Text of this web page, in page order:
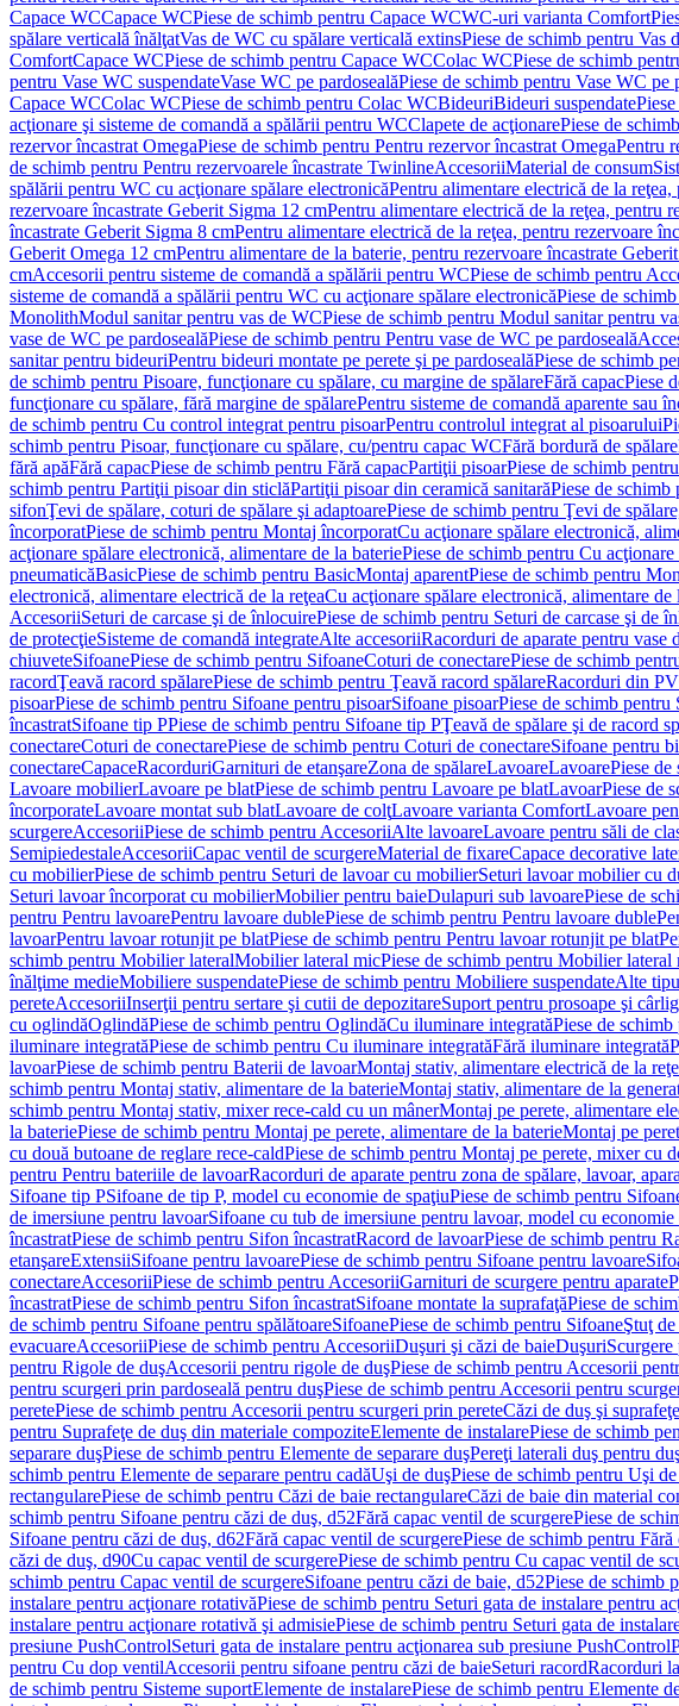
Capace WCCapace WCPiese de schimb pentru Capace WCWC-uri varianta Comfort
spălare verticală înălţatVas de WC cu spălare verticală extinsPiese de schimb pentru Vas
ComfortCapace WCPiese de schimb pentru Capace WCColac WCPiese de schimb
pentru Vase WC suspendateVase WC pe pardosealăPiese de schimb pentru Vase WC pe
Capace WCColac WCPiese de schimb pentru Colac WCBideuriBideuri suspendate
acţionare şi sisteme de comandă a spălării pentru WCClapete de acţionarePiese de
rezervor încastrat OmegaPiese de schimb pentru Pentru rezervor încastrat OmegaPentru
de schimb pentru Pentru rezervoarele încastrate TwinlineAccesoriiMaterial de consum
spălării pentru WC cu acţionare spălare electronicăPentru alimentare electrică de la
rezervoare încastrate Geberit Sigma 12 cmPentru alimentare electrică de la reţea, pentru
încastrate Geberit Sigma 8 cmPentru alimentare electrică de la reţea, pentru rezervoare
Geberit Omega 12 cmPentru alimentare de la baterie, pentru rezervoare încastrate
cmAccesorii pentru sisteme de comandă a spălării pentru WCPiese de schimb pentru
sisteme de comandă a spălării pentru WC cu acţionare spălare electronicăPiese de
MonolithModul sanitar pentru vas de WCPiese de schimb pentru Modul sanitar pentru
vase de WC pe pardosealăPiese de schimb pentru Pentru vase de WC pe pardoseală
sanitar pentru bideuriPentru bideuri montate pe perete şi pe pardosealăPiese de schimb
de schimb pentru Pisoare, funcţionare cu spălare, cu margine de spălareFără capacPiese
funcţionare cu spălare, fără margine de spălarePentru sisteme de comandă aparente sau
de schimb pentru Cu control integrat pentru pisoarPentru controlul integrat al pisoarului
schimb pentru Pisoar, funcţionare cu spălare, cu/pentru capac WCFără bordură de spălare
fără apăFără capacPiese de schimb pentru Fără capacPartiţii pisoarPiese de schimb
schimb pentru Partiţii pisoar din sticlăPartiţii pisoar din ceramică sanitarăPiese de schimb
sifonŢevi de spălare, coturi de spălare şi adaptoarePiese de schimb pentru Ţevi de
încorporatPiese de schimb pentru Montaj încorporatCu acţionare spălare electronică,
acţionare spălare electronică, alimentare de la bateriePiese de schimb pentru Cu
pneumaticăBasicPiese de schimb pentru BasicMontaj aparentPiese de schimb pentru
electronică, alimentare electrică de la reţeaCu acţionare spălare electronică, alimentare de
AccesoriiSeturi de carcase şi de înlocuirePiese de schimb pentru Seturi de carcase şi de
de protecţieSisteme de comandă integrateAlte accesoriiRacorduri de aparate pentru vase
chiuveteSifoanePiese de schimb pentru SifoaneCoturi de conectarePiese de schimb
racordŢeavă racord spălarePiese de schimb pentru Ţeavă racord spălareRacorduri din
pisoarPiese de schimb pentru Sifoane pentru pisoarSifoane pisoarPiese de schimb pentru
încastratSifoane tip PPiese de schimb pentru Sifoane tip PŢeavă de spălare şi de racord
conectareCoturi de conectarePiese de schimb pentru Coturi de conectareSifoane pentru
conectareCapaceRacorduriGarnituri de etanşareZona de spălareLavoareLavoarePiese
Lavoare mobilierLavoare pe blatPiese de schimb pentru Lavoare pe blatLavoarPiese de
încorporateLavoare montat sub blatLavoare de colţLavoare varianta ComfortLavoare
scurgereAccesoriiPiese de schimb pentru AccesoriiAlte lavoareLavoare pentru săli de
SemipiedestaleAccesoriiCapac ventil de scurgereMaterial de fixareCapace decorative
cu mobilierPiese de schimb pentru Seturi de lavoar cu mobilierSeturi lavoar mobilier cu
Seturi lavoar încorporat cu mobilierMobilier pentru baieDulapuri sub lavoarePiese de
pentru Pentru lavoarePentru lavoare dublePiese de schimb pentru Pentru lavoare duble
lavoarPentru lavoar rotunjit pe blatPiese de schimb pentru Pentru lavoar rotunjit pe blat
schimb pentru Mobilier lateralMobilier lateral micPiese de schimb pentru Mobilier lateral
înălţime medieMobiliere suspendatePiese de schimb pentru Mobiliere suspendateAlte
pereteAccesoriiInserţii pentru sertare şi cutii de depozitareSuport pentru prosoape şi
cu oglindăOglindăPiese de schimb pentru OglindăCu iluminare integratăPiese de
iluminare integratăPiese de schimb pentru Cu iluminare integratăFără iluminare integrată
lavoarPiese de schimb pentru Baterii de lavoarMontaj stativ, alimentare electrică de la
schimb pentru Montaj stativ, alimentare de la baterieMontaj stativ, alimentare de la
schimb pentru Montaj stativ, mixer rece-cald cu un mânerMontaj pe perete, alimentare
la bateriePiese de schimb pentru Montaj pe perete, alimentare de la baterieMontaj pe
cu două butoane de reglare rece-caldPiese de schimb pentru Montaj pe perete, mixer cu
pentru Pentru bateriile de lavoarRacorduri de aparate pentru zona de spălare, lavoar,
Sifoane tip PSifoane de tip P, model cu economie de spaţiuPiese de schimb pentru
de imersiune pentru lavoarSifoane cu tub de imersiune pentru lavoar, model cu economie
încastratPiese de schimb pentru Sifon încastratRacord de lavoarPiese de schimb pentru
etanşareExtensiiSifoane pentru lavoarePiese de schimb pentru Sifoane pentru lavoare
conectareAccesoriiPiese de schimb pentru AccesoriiGarnituri de scurgere pentru aparate
încastratPiese de schimb pentru Sifon încastratSifoane montate la suprafaţăPiese de
de schimb pentru Sifoane pentru spălătoareSifoanePiese de schimb pentru SifoaneŞtuţ
evacuareAccesoriiPiese de schimb pentru AccesoriiDuşuri şi căzi de baieDuşuri
pentru Rigole de duşAccesorii pentru rigole de duşPiese de schimb pentru Accesorii
pentru scurgeri prin pardoseală pentru duşPiese de schimb pentru Accesorii pentru
peretePiese de schimb pentru Accesorii pentru scurgeri prin pereteCăzi de duş şi
pentru Suprafeţe de duş din materiale compoziteElemente de instalarePiese de schimb
separare duşPiese de schimb pentru Elemente de separare duşPereţi laterali duş pentru
schimb pentru Elemente de separare pentru cadăUşi de duşPiese de schimb pentru Uşi
rectangularePiese de schimb pentru Căzi de baie rectangulareCăzi de baie din material
schimb pentru Sifoane pentru căzi de duş, d52Fără capac ventil de scurgerePiese de
Sifoane pentru căzi de duş, d62Fără capac ventil de scurgerePiese de schimb pentru
căzi de duş, d90Cu capac ventil de scurgerePiese de schimb pentru Cu capac ventil de
schimb pentru Capac ventil de scurgereSifoane pentru căzi de baie, d52Piese de schimb
instalare pentru acţionare rotativăPiese de schimb pentru Seturi gata de instalare pentru
instalare pentru acţionare rotativă şi admisiePiese de schimb pentru Seturi gata de
presiune PushControlSeturi gata de instalare pentru acţionarea sub presiune PushControl
pentru Cu dop ventilAccesorii pentru sifoane pentru căzi de baieSeturi racordRacorduri
de schimb pentru Sisteme suportElemente de instalarePiese de schimb pentru Elemente